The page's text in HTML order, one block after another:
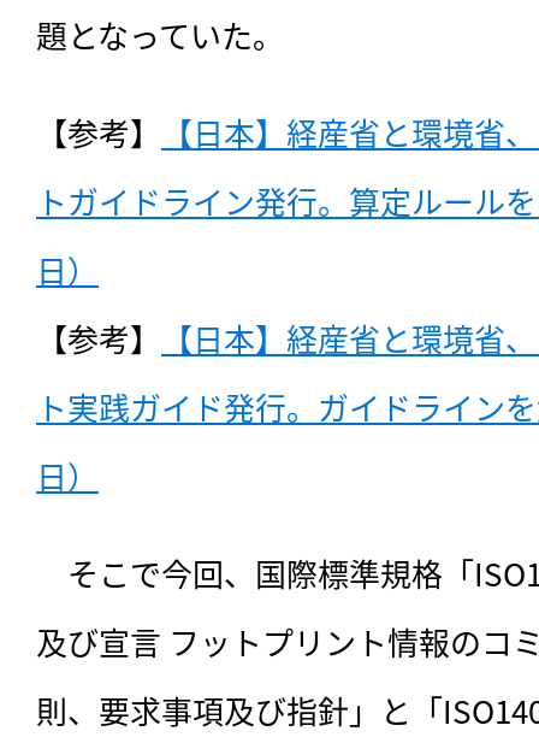
題となっていた。
【参考】
【日本】経産省と環境省
トガイドライン発行。算定ルール
日）
【参考】
【日本】経産省と環境省
ト実践ガイド発行。ガイドライン
日）
そこで今回、国際標準規格「
及び宣言 フットプリント情報のコ
則、要求事項及び指針」と「